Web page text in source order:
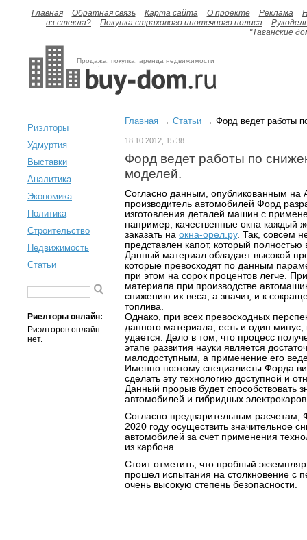
Главная Обратная связь Карта сайта О проекте Реклама
из стекла?
Покупка страхового ипотечного полиса
"Таганские
Продажа, покупка, аренда недвижимости
Риэлторы
Удмуртия
Выставки
Аналитика
Экономика
Политика
Строительство
Недвижимость
Статьи
Риелторы онлайн:
Риэлторов онлайн
нет.
Главная → Статьи → Форд ведет работы
18.10.2012, 15:38
Форд ведет работы по
моделей.
Согласно данным, опубликованным на
производитель автомобилей Форд
изготовления деталей машин с
например, качественные окна каждый
заказать на окна-орел.ру. Так, совсем
представлен капот, который
Данный материал обладает высокой
которые превосходят по данным
при этом на сорок процентов легче.
материала при производстве
снижению их веса, а значит, и к
топлива.
Однако, при всех превосходных
данного материала, есть и один
удается. Дело в том, что процесс
этапе развития науки является
малодоступным, а применение его
Именно поэтому специалисты Форда
сделать эту технологию доступной и
Данный прорыв будет способствовать
автомобилей и гибридных
Согласно предварительным расчетам,
2020 году осуществить значительное
автомобилей за счет применения
из карбона.
Стоит отметить, что пробный
прошел испытания на столкновение с
очень высокую степень безопасности.